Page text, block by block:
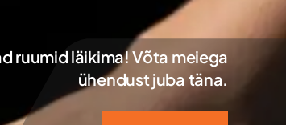
ruumid läikima! Võta meiega
ühendust juba täna.